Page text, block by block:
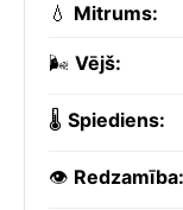
💧 Mitrums:
🌬️ Vējš:
🌡️ Spiediens:
👁️ Redzamība: